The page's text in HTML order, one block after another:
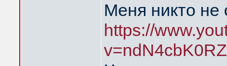
Меня никто
https://